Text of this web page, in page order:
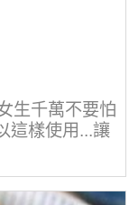
生千萬不要怕
這樣使用...讓